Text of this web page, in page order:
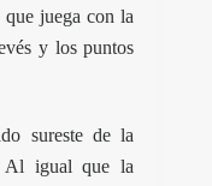
juega con la
y los puntos
sureste de la
Al igual que la